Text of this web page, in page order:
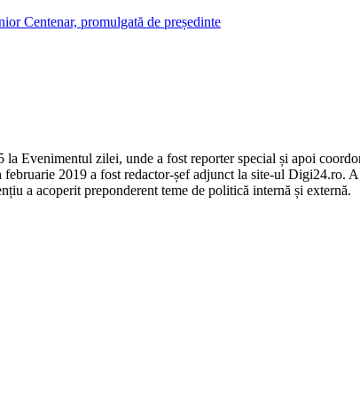
Centenar, promulgată de președinte
Evenimentul zilei, unde a fost reporter special și apoi
2019 a fost redactor-șef adjunct la site-ul Digi24.ro.
a acoperit preponderent teme de politică internă și externă.